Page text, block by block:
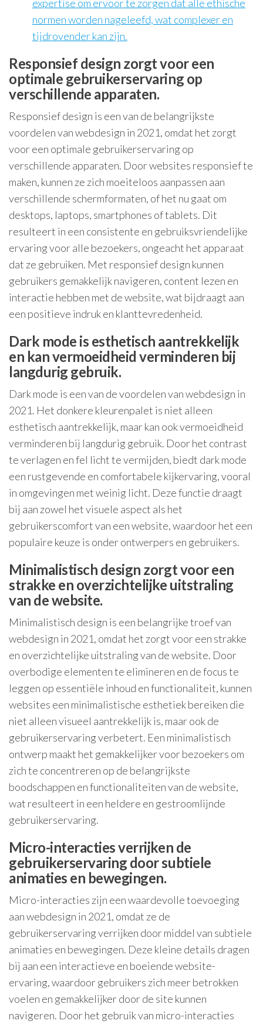
expertise om ervoor te zorgen dat alle ethische
normen worden nageleefd, wat complexer en
tijdrovender kan zijn.
Responsief design zorgt voor een
optimale gebruikerservaring op
verschillende apparaten.
Responsief design is een van de belangrijkste
voordelen van webdesign in 2021, omdat het zorgt
voor een optimale gebruikerservaring op
verschillende apparaten. Door websites responsief te
maken, kunnen ze zich moeiteloos aanpassen aan
verschillende schermformaten, of het nu gaat om
desktops, laptops, smartphones of tablets. Dit
resulteert in een consistente en gebruiksvriendelijke
ervaring voor alle bezoekers, ongeacht het apparaat
dat ze gebruiken. Met responsief design kunnen
gebruikers gemakkelijk navigeren, content lezen en
interactie hebben met de website, wat bijdraagt aan
een positieve indruk en klanttevredenheid.
Dark mode is esthetisch aantrekkelijk
en kan vermoeidheid verminderen bij
langdurig gebruik.
Dark mode is een van de voordelen van webdesign in
2021. Het donkere kleurenpalet is niet alleen
esthetisch aantrekkelijk, maar kan ook vermoeidheid
verminderen bij langdurig gebruik. Door het contrast
te verlagen en fel licht te vermijden, biedt dark mode
een rustgevende en comfortabele kijkervaring, vooral
in omgevingen met weinig licht. Deze functie draagt
bij aan zowel het visuele aspect als het
gebruikerscomfort van een website, waardoor het een
populaire keuze is onder ontwerpers en gebruikers.
Minimalistisch design zorgt voor een
strakke en overzichtelijke uitstraling
van de website.
Minimalistisch design is een belangrijke troef van
webdesign in 2021, omdat het zorgt voor een strakke
en overzichtelijke uitstraling van de website. Door
overbodige elementen te elimineren en de focus te
leggen op essentiële inhoud en functionaliteit, kunnen
websites een minimalistische esthetiek bereiken die
niet alleen visueel aantrekkelijk is, maar ook de
gebruikerservaring verbetert. Een minimalistisch
ontwerp maakt het gemakkelijker voor bezoekers om
zich te concentreren op de belangrijkste
boodschappen en functionaliteiten van de website,
wat resulteert in een heldere en gestroomlijnde
gebruikerservaring.
Micro-interacties verrijken de
gebruikerservaring door subtiele
animaties en bewegingen.
Micro-interacties zijn een waardevolle toevoeging
aan webdesign in 2021, omdat ze de
gebruikerservaring verrijken door middel van subtiele
animaties en bewegingen. Deze kleine details dragen
bij aan een interactieve en boeiende website-
ervaring, waardoor gebruikers zich meer betrokken
voelen en gemakkelijker door de site kunnen
navigeren. Door het gebruik van micro-interacties